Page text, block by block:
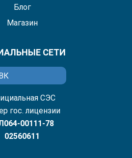
Блог
Магазин
СЕТИ
СЭС
гос. лицензии
00111-78
02560611